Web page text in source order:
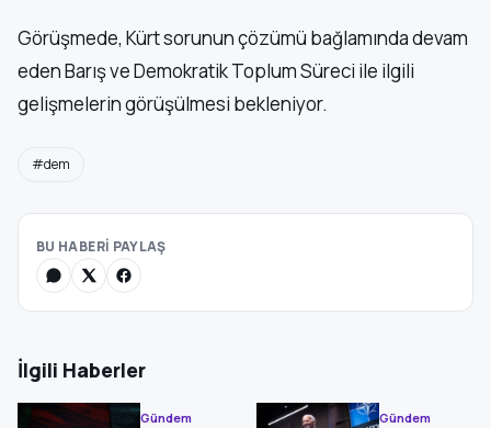
Görüşmede, Kürt sorunun çözümü bağlamında devam
eden Barış ve Demokratik Toplum Süreci ile ilgili
gelişmelerin görüşülmesi bekleniyor.
#dem
BU HABERİ PAYLAŞ
İlgili Haberler
Gündem Gündem